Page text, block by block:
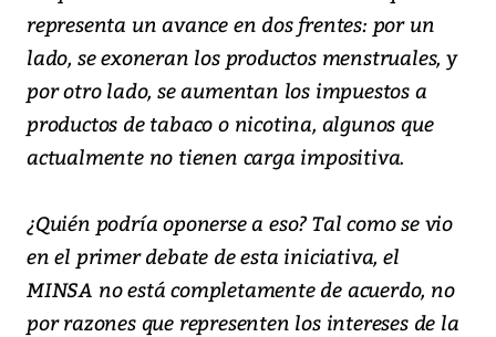
representa un avance en dos frentes: por un
lado, se exoneran los productos menstruales, y
por otro lado, se aumentan los impuestos a
productos de tabaco o nicotina, algunos que
actualmente no tienen carga impositiva.
¿Quién podría oponerse a eso? Tal como se vio
en el primer debate de esta iniciativa, el
MINSA no está completamente de acuerdo, no
por razones que representen los intereses de la